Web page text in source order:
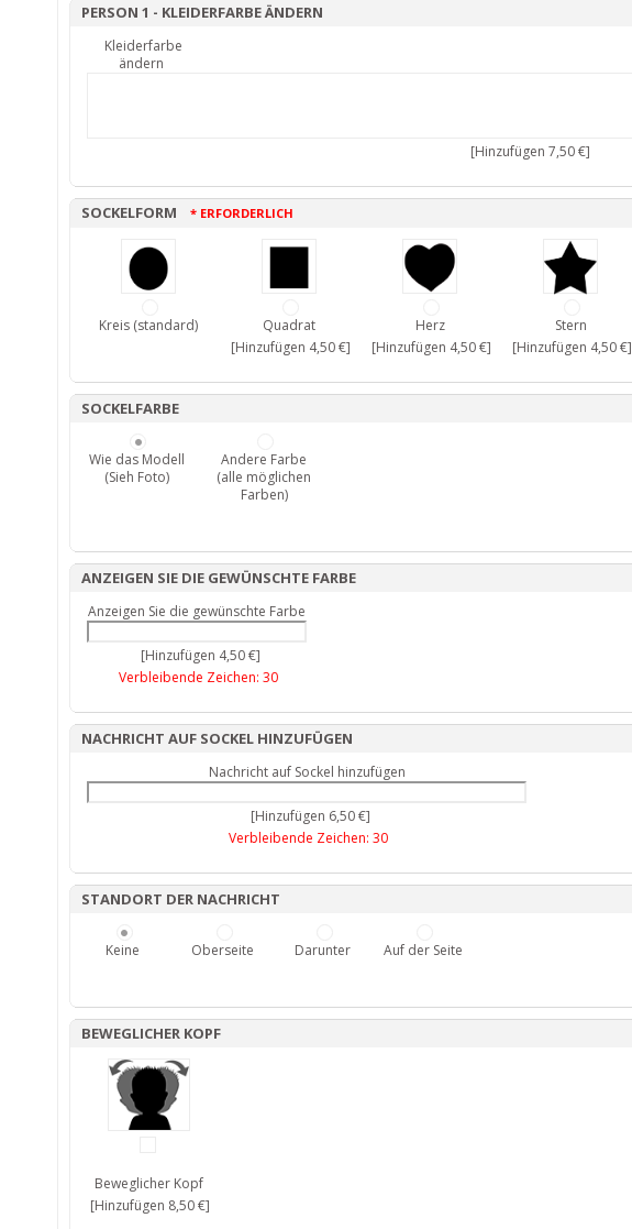
PERSON 1 - KLEIDERFARBE ÄNDERN
Kleiderfarbe
ändern
[Hinzufügen 7,50 €]
SOCKELFORM * ERFORDERLICH
Kreis (standard)
Quadrat
[Hinzufügen 4,50 €]
Herz
[Hinzufügen 4,50 €]
Stern
[Hinzufügen 4,50 €]
SOCKELFARBE
Wie das Modell
(Sieh Foto)
Andere Farbe
(alle möglichen
Farben)
ANZEIGEN SIE DIE GEWÜNSCHTE FARBE
Anzeigen Sie die gewünschte Farbe
[Hinzufügen 4,50 €]
Verbleibende Zeichen: 30
NACHRICHT AUF SOCKEL HINZUFÜGEN
Nachricht auf Sockel hinzufügen
[Hinzufügen 6,50 €]
Verbleibende Zeichen: 30
STANDORT DER NACHRICHT
Keine Oberseite Darunter Auf der Seite
BEWEGLICHER KOPF
Beweglicher Kopf
[Hinzufügen 8,50 €]